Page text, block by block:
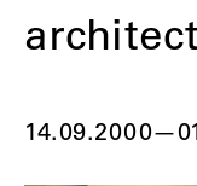
14.09.2000—